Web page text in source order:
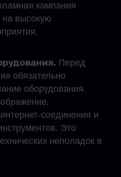
кампания
на высокую
Перед
обязательно
оборудования.
соединения и
Это
неполадок в